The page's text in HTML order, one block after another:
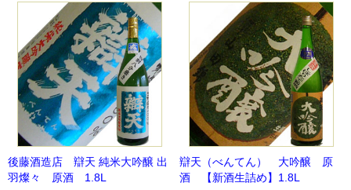
後藤酒造店 辯天 純米大吟醸 出
羽燦々 原酒 1.8L
辯天（べんてん） 大吟醸 原
酒 【新酒生詰め】1.8L